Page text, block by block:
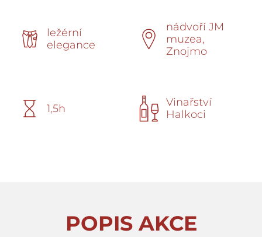
ležérní
elegance
nádvoří JM
muzea,
Znojmo
1,5h
Vinařství
Halkoci
POPIS AKCE